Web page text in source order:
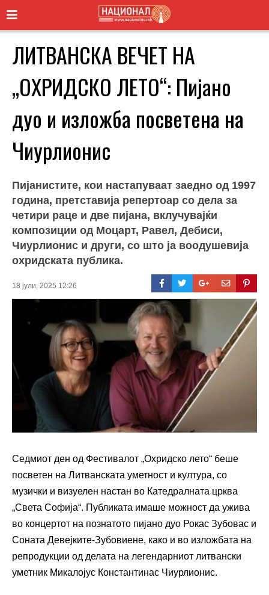
ЛИТВАНСКА ВЕЧЕТ НА
„ОХРИДСКО ЛЕТО“: Пијано
дуо и изложба посветена на
Чиурлионис
Пијанистите, кои настапуваат заедно од 1997
година, претставија репертоар со дела за
четири раце и две пијана, вклучувајќи
композиции од Моцарт, Равел, Дебиси,
Чиурлионис и други, со што ја воодушевија
охридската публика.
18 јули, 2025 12:26
Седмиот ден од Фестивалот „Охридско лето“ беше
посветен на Литванската уметност и култура, со
музички и визуелен настан во Катедралната црква
„Света Софија“. Публиката имаше можност да ужива
во концертот на познатото пијано дуо Рокас Зубовас и
Соната Девејките-Зубовиене, како и во изложбата на
репродукции од делата на легендарниот литвански
уметник Микалојус Константинас Чиурлионис.